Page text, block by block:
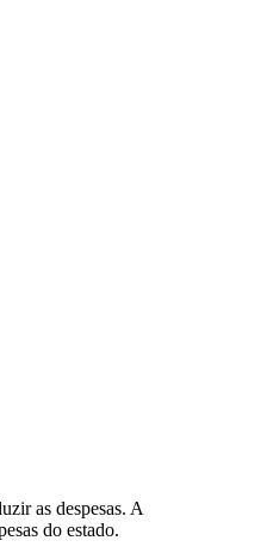
as despesas. A
do estado.